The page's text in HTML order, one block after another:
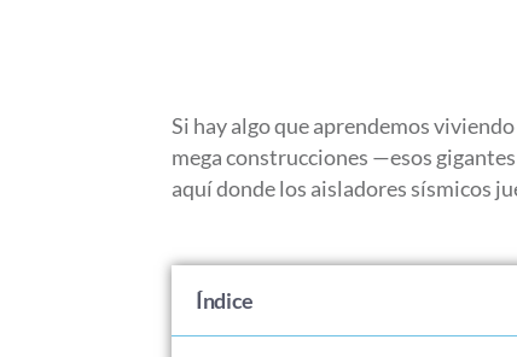
Si hay algo que aprendemos
mega construcciones —esos
aquí donde los aisladores sísmicos
Índice